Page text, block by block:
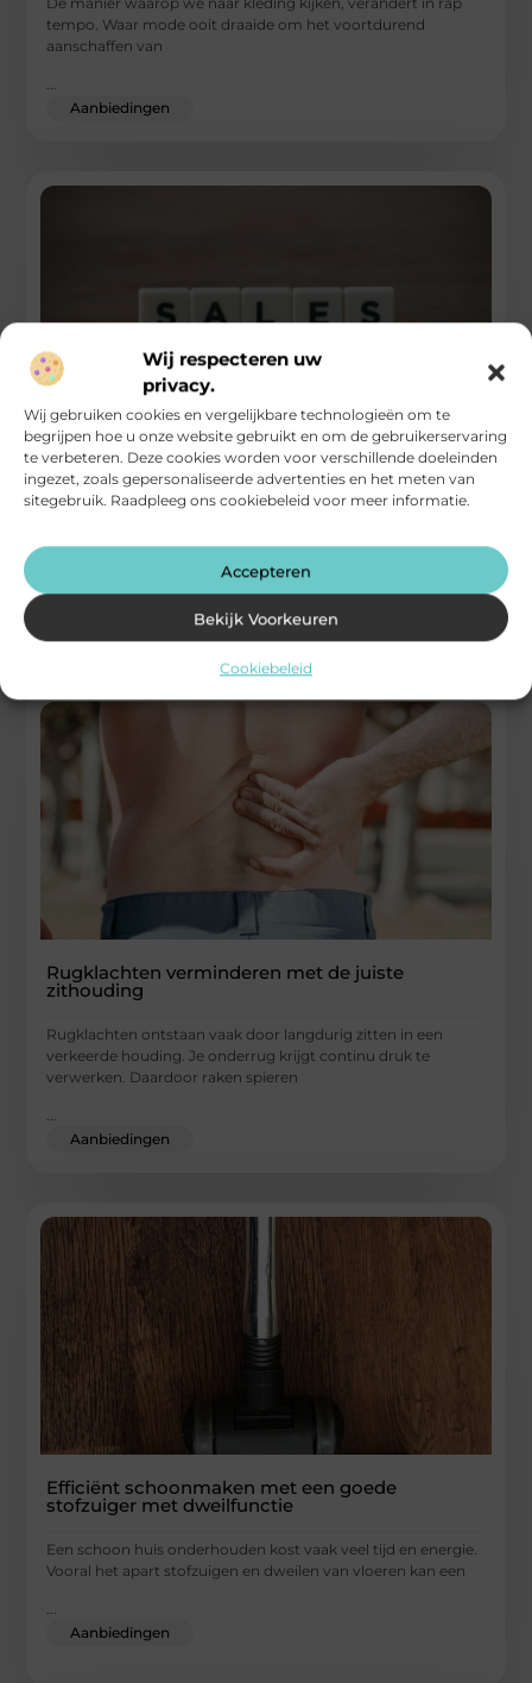
Wij respecteren uw
privacy.
Wij gebruiken cookies en vergelijkbare technologieën om te
begrijpen hoe u onze website gebruikt en om de gebruikerservaring
te verbeteren. Deze cookies worden voor verschillende doeleinden
ingezet, zoals gepersonaliseerde advertenties en het meten van
sitegebruik. Raadpleeg ons cookiebeleid voor meer informatie.
Accepteren
Bekijk Voorkeuren
Cookiebeleid
tempo. Waar mode ooit draaide om het voortdurend
aanschaffen van
...
Aanbiedingen
Marketing en sales laten samenwerken voor
meer resultaat
...
Rugklachten verminderen met de juiste
zithouding
Rugklachten ontstaan vaak door langdurig zitten in een
verkeerde houding. Je onderrug krijgt continu druk te
verwerken. Daardoor raken spieren
Aanbiedingen
Efficiënt schoonmaken met een goede
stofzuiger met dweilfunctie
Een schoon huis onderhouden kost vaak veel tijd en energie.
Vooral het apart stofzuigen en dweilen van vloeren kan een
...
Aanbiedingen